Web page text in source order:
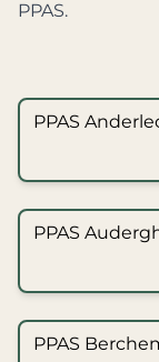
PPAS.
PPAS
PPAS
PPAS